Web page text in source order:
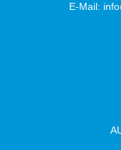
E-Mail: